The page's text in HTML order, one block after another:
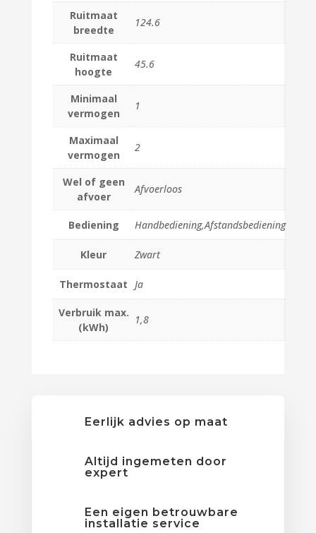
Ruitmaat
breedte
124.6
Ruitmaat
hoogte
45.6
Minimaal
vermogen
1
Maximaal
vermogen
2
Wel of geen
afvoer
Afvoerloos
Bediening Handbediening,Afstandsbediening
Kleur Zwart
Thermostaat Ja
Verbruik max.
(kWh)
1,8
Eerlijk advies op maat
Altijd ingemeten door
expert
Een eigen betrouwbare
installatie service